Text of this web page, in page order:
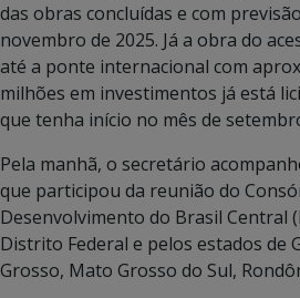
das obras concluídas e com
novembro de 2025. Já a obra do
até a ponte internacional com
milhões em investimentos já está
que tenha início no mês de
Pela manhã, o secretário
que participou da reunião do
Desenvolvimento do Brasil Central
Distrito Federal e pelos estados de
Grosso, Mato Grosso do Sul,